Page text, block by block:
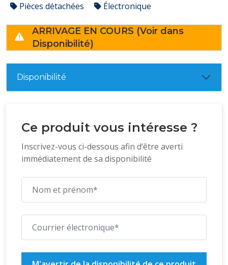
Pièces détachées Électronique
ARRIVAGE EN COURS (Voir dans
Disponibilité)
Disponibilité
Ce produit vous intéresse ?
Inscrivez-vous ci-dessous afin d’être averti
immédiatement de sa disponibilité